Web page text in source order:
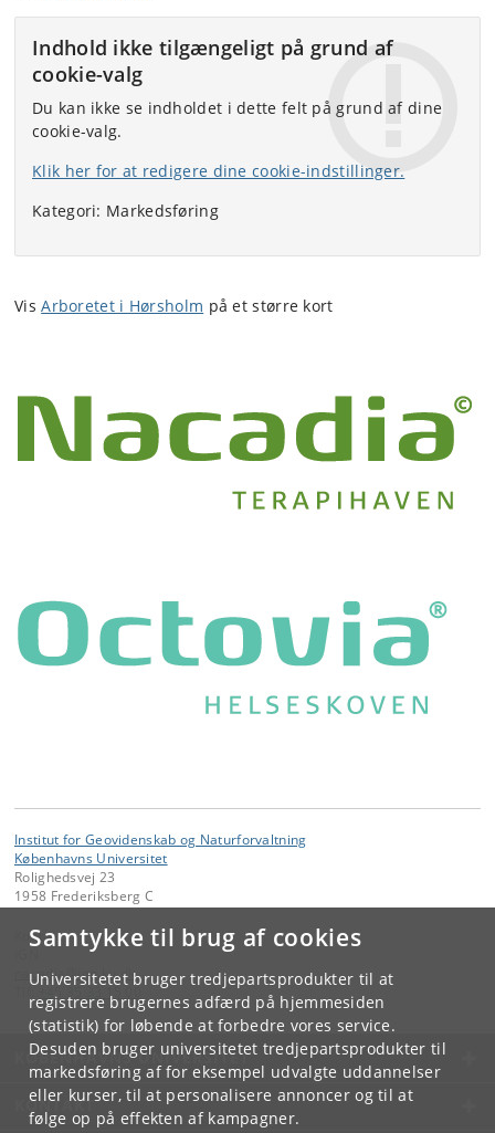
Samtykke til brug af cookies
Universitetet bruger tredjepartsprodukter til at
registrere brugernes adfærd på hjemmesiden
(statistik) for løbende at forbedre vores service.
Desuden bruger universitetet tredjepartsprodukter til
markedsføring af for eksempel udvalgte uddannelser
eller kurser, til at personalisere annoncer og til at
følge op på effekten af kampagner.
Indhold ikke tilgængeligt på grund af
cookie-valg
Du kan ikke se indholdet i dette felt på grund af dine
cookie-valg.
Klik her for at redigere dine cookie-indstillinger.
Kategori: Markedsføring
VisArboretet i Hørsholm på et større kort
Institut for Geovidenskab og Naturforvaltning
Københavns Universitet
Rolighedsvej 23
1958 Frederiksberg C
Kontakt:
nacadia@ign.ku.dk.
KØBENHAVNS UNIVERSITET
KONTAKT